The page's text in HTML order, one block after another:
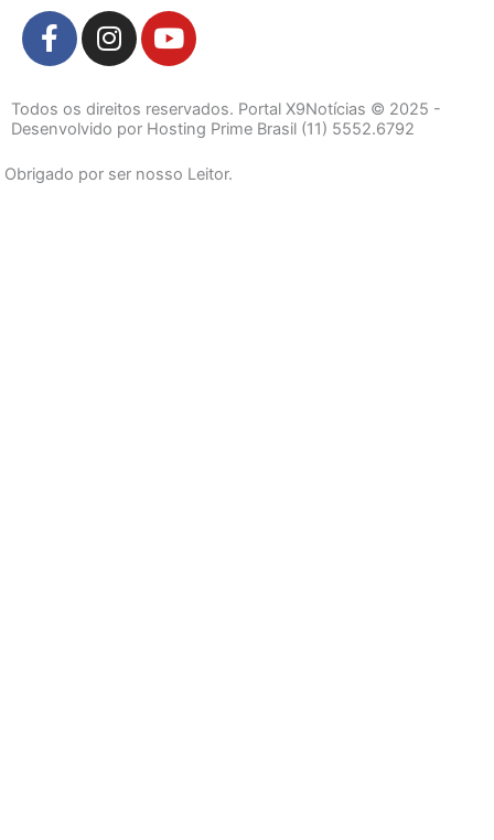
F
a
e
b
o
o
I
n
t
a
r
Y
o
t
u
e
Todos os direitos reservados. Portal X9Notícias © 2025 -
Desenvolvido por Hosting Prime Brasil (11) 5552.6792
Obrigado por ser nosso Leitor.